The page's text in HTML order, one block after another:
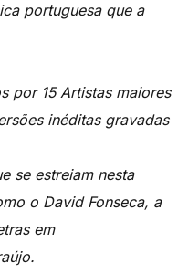
portuguesa que a
por 15 Artistas maiores
inéditas gravadas
se estreiam nesta
o David Fonseca, a
em